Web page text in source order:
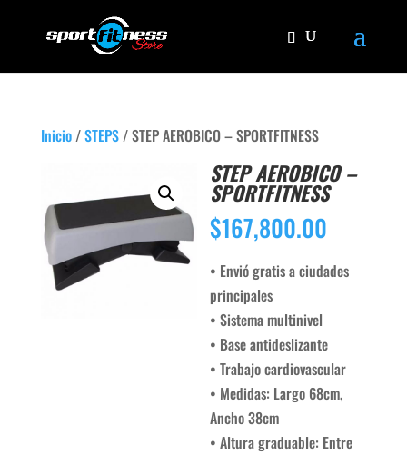
Inicio/STEPS/ STEP AEROBICO – SPORTFITNESS
STEP AEROBICO –
SPORTFITNESS
$167,800.00
• Envió gratis a ciudades
principales
• Sistema multinivel
• Base antideslizante
• Trabajo cardiovascular
• Medidas: Largo 68cm,
Ancho 38cm
• Altura graduable: Entre